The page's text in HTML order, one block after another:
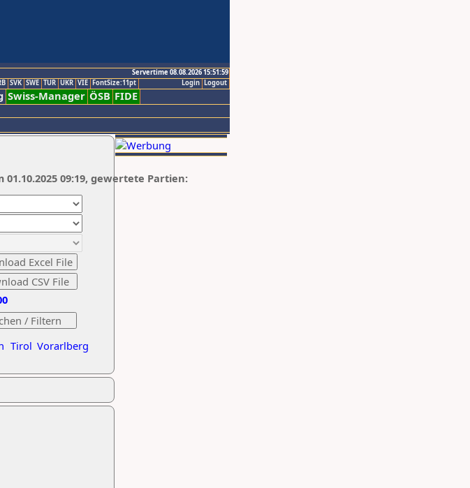
Servertime 08.08.2026 15:51:59
Logout
Login
SVK SWE TUR UKR VIE FontSize:11pt
Swiss-Manager ÖSB FIDE
Tirol Vorarlberg
01.10.2025 09:19, gewertete Partien: